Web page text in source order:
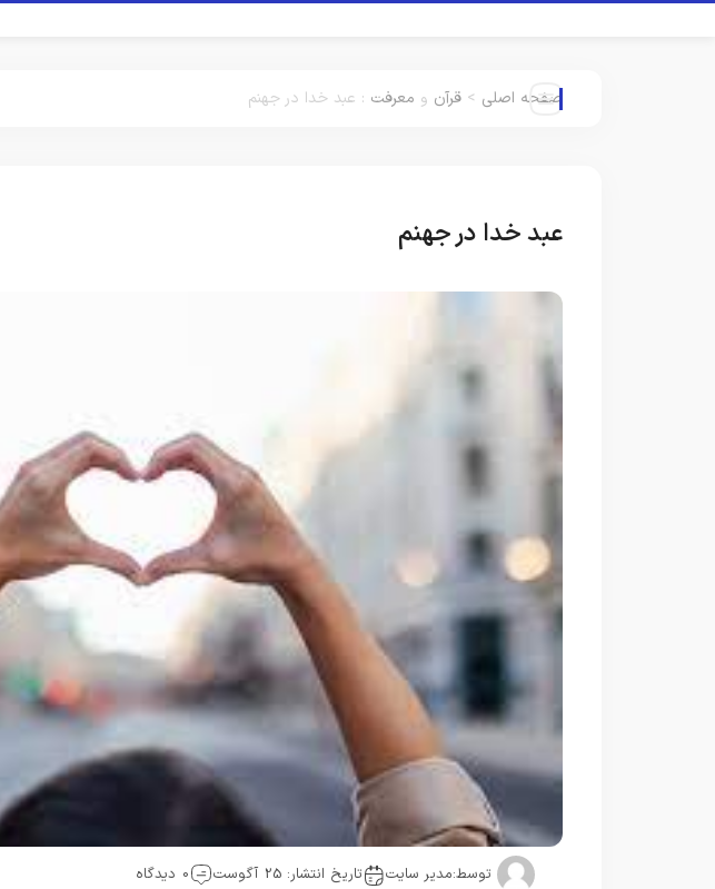
صفحه اصلی > قرآن و معرفت : عبد خدا در جهنم
عبد خدا در جهنم
توسط:مدیر سایت تاریخ انتشار: 25 آگوست 0 دیدگاه